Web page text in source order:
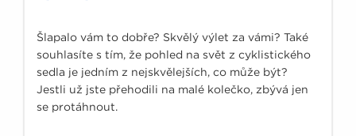
Šlapalo vám to dobře? Skvělý výlet za vámi? Také
souhlasíte s tím, že pohled na svět z cyklistického
sedla je jedním z nejskvělejších, co může být?
Jestli už jste přehodili na malé kolečko, zbývá jen
se protáhnout.